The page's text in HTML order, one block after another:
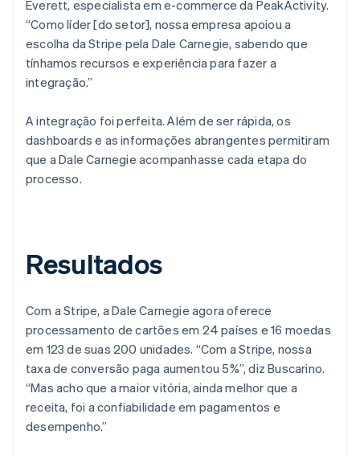
Everett, especialista em e-commerce da PeakActivity.
“Como líder [do setor], nossa empresa apoiou a
escolha da Stripe pela Dale Carnegie, sabendo que
tínhamos recursos e experiência para fazer a
integração.”
A integração foi perfeita. Além de ser rápida, os
dashboards e as informações abrangentes permitiram
que a Dale Carnegie acompanhasse cada etapa do
processo.
Resultados
Com a Stripe, a Dale Carnegie agora oferece
processamento de cartões em 24 países e 16 moedas
em 123 de suas 200 unidades. “Com a Stripe, nossa
taxa de conversão paga aumentou 5%”, diz Buscarino.
“Mas acho que a maior vitória, ainda melhor que a
receita, foi a confiabilidade em pagamentos e
desempenho.”